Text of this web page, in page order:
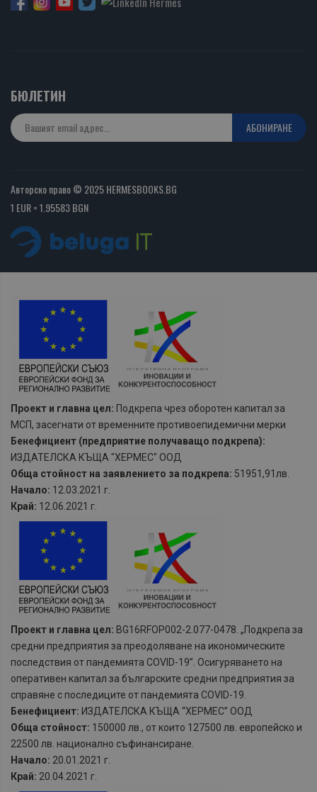
БЮЛЕТИН
АБОНИРАНЕ
Авторско право © 2025 HERMESBOOKS.BG
1 EUR = 1.95583 BGN
Проект и главна цел: Подкрепа чрез оборотен капитал за
МСП, засегнати от временните противоепидемични мерки
Бенефициент (предприятие получаващо подкрепа):
ИЗДАТЕЛСКА КЪЩА "ХЕРМЕС" ООД
Обща стойност на заявлението за подкрепа: 51951,91лв.
Начало: 12.03.2021 г.
Край: 12.06.2021 г.
Проект и главна цел: BG16RFOP002-2.077-0478. „Подкрепа за
средни предприятия за преодоляване на икономическите
последствия от пандемията COVID-19”. Осигуряването на
оперативен капитал за българските средни предприятия за
справяне с последиците от пандемията COVID-19.
Бенефициент: ИЗДАТЕЛСКА КЪЩА “ХЕРМЕС” ООД
Обща стойност: 150000 лв., от които 127500 лв. европейско и
22500 лв. национално съфинансиране.
Начало: 20.01.2021 г.
Край: 20.04.2021 г.